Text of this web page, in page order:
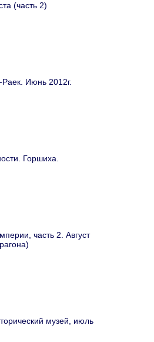
(часть 2)
Июнь 2012г.
Горшиха.
часть 2. Август
музей, июль